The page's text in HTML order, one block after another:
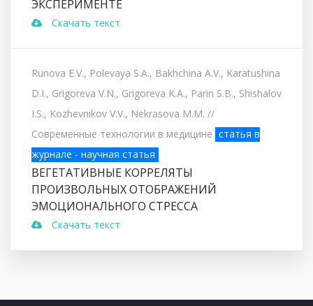
ЭКСПЕРИМЕНТЕ
Скачать текст
Runova E.V., Polevaya S.A., Bakhchina A.V., Karatushina
D.I., Grigoreva V.N., Grigoreva K.A., Parin S.B., Shishalov
I.S., Kozhevnikov V.V., Nekrasova M.M. //
Современные технологии в медицине статья в
журнале - научная статья
ВЕГЕТАТИВНЫЕ КОРРЕЛЯТЫ
ПРОИЗВОЛЬНЫХ ОТОБРАЖЕНИЙ
ЭМОЦИОНАЛЬНОГО СТРЕССА
Скачать текст